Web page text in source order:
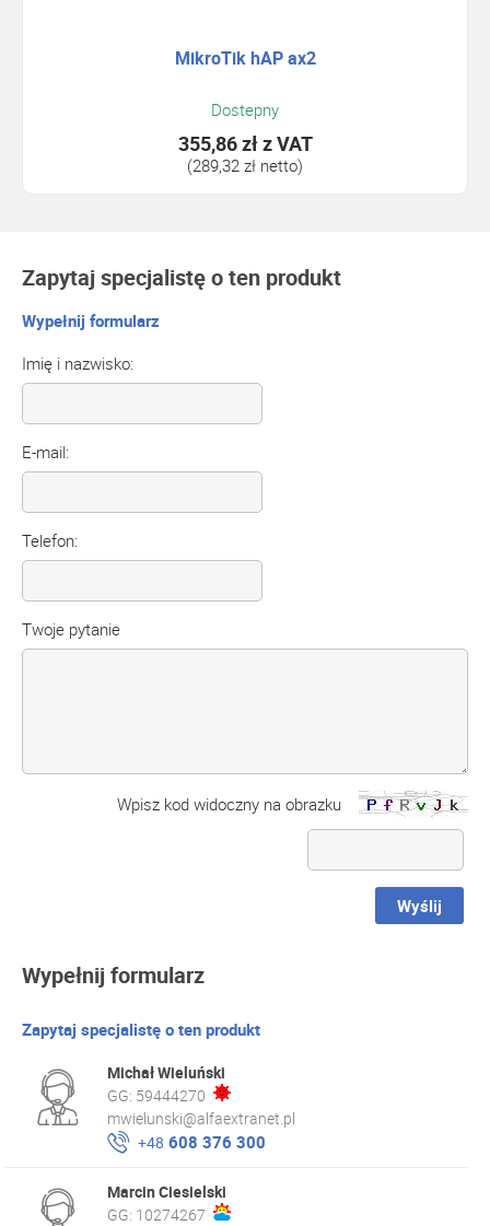
MikroTik hAP ax2
Dostepny
355,86 złz VAT
(289,32 zł netto)
Zapytaj specjalistę o ten produkt
Wypełnij formularz
Imię i nazwisko:
E-mail:
Telefon:
Twoje pytanie
Wpisz kod widoczny na obrazku
Wyślij
Wypełnij formularz
Zapytaj specjalistę o ten produkt
Michał Wieluński
GG: 59444270
mwielunski@alfaextranet.pl
+48 608 376 300
Marcin Ciesielski
GG: 10274267